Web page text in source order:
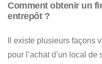
Comment obtenir un
entrepôt ?
Il existe plusieurs façons
pour l’achat d’un local